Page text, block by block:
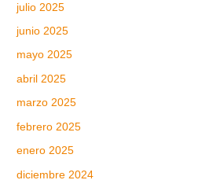
julio 2025
junio 2025
mayo 2025
abril 2025
marzo 2025
febrero 2025
enero 2025
diciembre 2024